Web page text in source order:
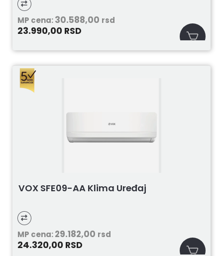
MP cena:30.588,00 rsd
23.990,00 RSD
VOX SFE09-AA Klima Uređaj
MP cena:29.182,00 rsd
24.320,00 RSD